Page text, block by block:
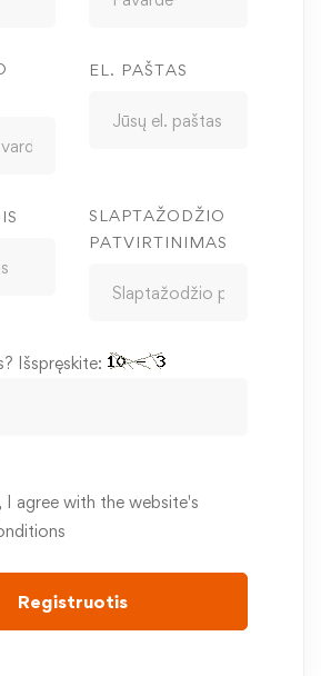
EL. PAŠTAS
SLAPTAŽODŽIO
PATVIRTINIMAS
Išspręskite:
I agree with the website's
Registruotis